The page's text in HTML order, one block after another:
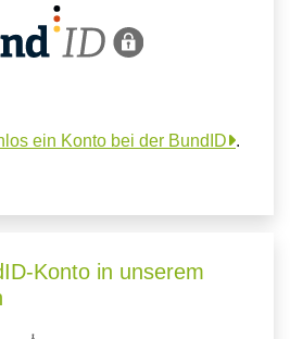
ein Konto bei der BundID .
Konto in unserem